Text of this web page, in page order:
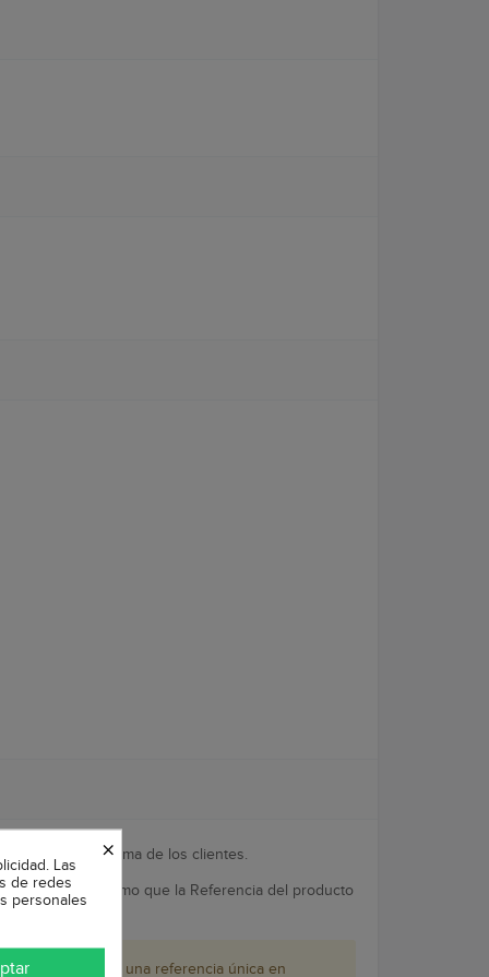
más óptima de los clientes.
sea el mismo que la Referencia del producto
diferente con una referencia única en
×
Las
de redes
personales